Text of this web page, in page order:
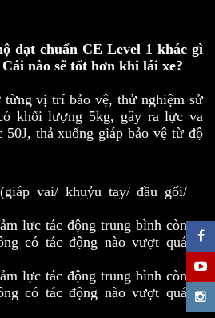
đạt chuẩn CE Level 1 khác gì
nào sẽ tốt hơn khi lái xe?
từng vị trí bảo vệ, thử nghiệm sử
khối lượng 5kg, gây ra lực va
thả xuống giáp bảo vệ từ độ
vai/ khuỷu tay/ đầu gối/
lực tác động trung bình còn
có tác động nào vượt quá
lực tác động trung bình còn
có tác động nào vượt quá